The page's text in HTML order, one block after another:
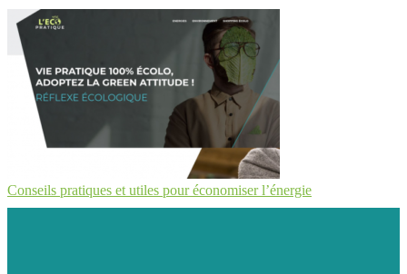
Conseils pratiques et utiles pour économiser l’énergie